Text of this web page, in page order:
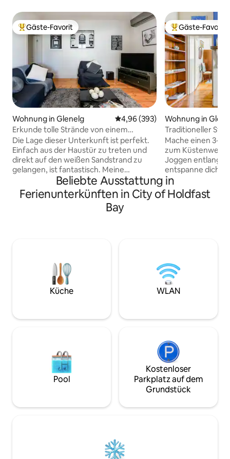
Beliebter Gäste-Favorit.
Gäste-Favorit
Wohnung in Glenelg Durchschnittliche Bewertung:
4,96 (393)
Erkunde tolle Strände von einem
fabelhaften Glenelg-Apartment aus
Die Lage dieser Unterkunft ist perfekt.
Einfach aus der Haustür zu treten und
direkt auf den weißen Sandstrand zu
gelangen, ist fantastisch. Meine
Unterkunft verfügt über alle modernen
Geräte, die für einen angenehmen und
komfortablen Aufenthalt erforderlich
sind. Ich bin rund um die Uhr für Fragen
können. z.B. (Kinderbett oder Einzelbett
und Kinderspielzeug) Die Einheit ist mit
einem Smart-TV, WLAN und
unbegrenztem Netflix ausgestattet. Die
Kent Street aus zugänglich. Bitte nimm
Verfügung. Die Wohnung befindet sich
in Glenelg, das für seine Strände
berühmt ist. Es gibt eine Fülle von Cafés,
Geschäften, Pubs und einen tollen
Minuten zu Fuß. Die Glenelg-
Tram bringt dich direkt zum Adelaide
CBD. Sie fährt in regelmäßigen
Beliebter Gäste-
Gäste-Favorit
Wohnung in
Traditioneller Stil
einem
Mache einen 3-
zum Küstenweg
Joggen entlang
entspanne dich
auf der mit
Terrasse. Polierte
Decken sorgen
polierten Dielen
Badezimmer
historischen Stil.
verfügt über
Waschmaschine.
Queensize-
ausgestattet,
Mahlzeiten
gibt viele
Nähe. Die
zwischen dem
Beliebte Ausstattung in
Ferienunterkünften in City of Holdfast
Bay
Küche WLAN
Pool
Kostenloser
Parkplatz auf dem
Grundstück